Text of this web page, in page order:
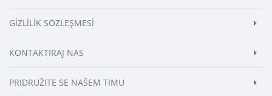
GİZLİLİK SÖZLEŞMESİ
KONTAKTIRAJ NAS
PRIDRUŽITE SE NAŠEM TIMU